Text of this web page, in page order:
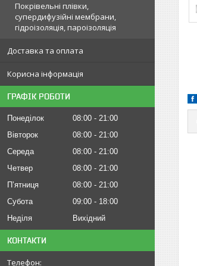
Покрівельні плівки,
супердифузійні мембрани,
гідроізоляція, пароізоляція
Доставка та оплата
Корисна інформація
ГРАФІК РОБОТИ
Понеділок 08:00
21:00
Вівторок
08:00
21:00
Середа
08:00
21:00
Четвер
08:00
21:00
Пʼятниця
08:00
21:00
Субота
09:00
18:00
Неділя
Вихідний
КОНТАКТИ